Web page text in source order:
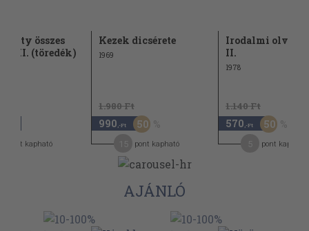
összes
III. (töredék)
pont kapható
Kezek dicsérete
1969
1.980 Ft
990 ,-Ft 50
pont kapható
Irodalmi
II.
1978
1.140 Ft
570 ,-Ft 50
pont kapható
AJÁNLÓ